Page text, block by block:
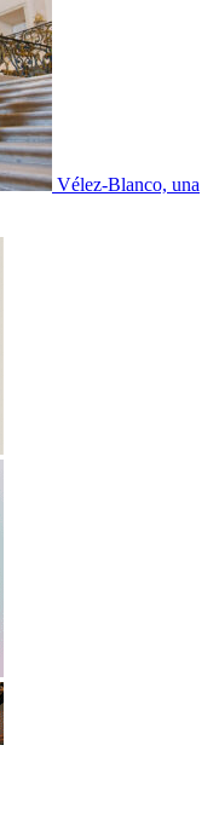
Vélez-Blanco, una